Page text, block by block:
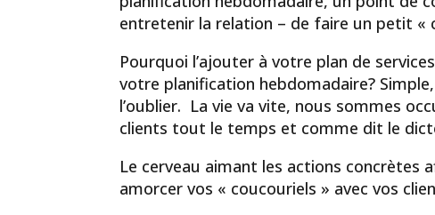
entretenir la relation – de faire un petit «
Pourquoi l’ajouter à votre plan de
votre planification hebdomadaire?
l’oublier. La vie va vite, nous sommes
clients tout le temps et comme dit le
Le cerveau aimant les actions concrètes
amorcer vos « coucouriels » avec vos